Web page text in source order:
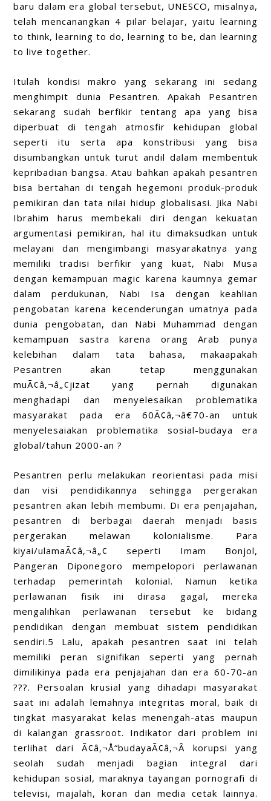
baru dalam era global tersebut, UNESCO, misalnya,
telah mencanangkan 4 pilar belajar, yaitu learning
to think, learning to do, learning to be, dan learning
to live together.
Itulah kondisi makro yang sekarang ini sedang
menghimpit dunia Pesantren. Apakah Pesantren
sekarang sudah berfikir tentang apa yang bisa
diperbuat di tengah atmosfir kehidupan global
seperti itu serta apa konstribusi yang bisa
disumbangkan untuk turut andil dalam membentuk
kepribadian bangsa. Atau bahkan apakah pesantren
bisa bertahan di tengah hegemoni produk-produk
pemikiran dan tata nilai hidup globalisasi. Jika Nabi
Ibrahim harus membekali diri dengan kekuatan
argumentasi pemikiran, hal itu dimaksudkan untuk
melayani dan mengimbangi masyarakatnya yang
memiliki tradisi berfikir yang kuat, Nabi Musa
dengan kemampuan magic karena kaumnya gemar
dalam perdukunan, Nabi Isa dengan keahlian
pengobatan karena kecenderungan umatnya pada
dunia pengobatan, dan Nabi Muhammad dengan
kemampuan sastra karena orang Arab punya
kelebihan dalam tata bahasa, makaapakah
Pesantren akan tetap menggunakan
muÃ¢â‚¬â„¢jizat yang pernah digunakan
menghadapi dan menyelesaikan problematika
masyarakat pada era 60Ã¢â‚¬â€70-an untuk
menyelesaiakan problematika sosial-budaya era
global/tahun 2000-an ?
Pesantren perlu melakukan reorientasi pada misi
dan visi pendidikannya sehingga pergerakan
pesantren akan lebih membumi. Di era penjajahan,
pesantren di berbagai daerah menjadi basis
pergerakan melawan kolonialisme. Para
kiyai/ulamaÃ¢â‚¬â„¢ seperti Imam Bonjol,
Pangeran Diponegoro mempelopori perlawanan
terhadap pemerintah kolonial. Namun ketika
perlawanan fisik ini dirasa gagal, mereka
mengalihkan perlawanan tersebut ke bidang
pendidikan dengan membuat sistem pendidikan
sendiri.5 Lalu, apakah pesantren saat ini telah
memiliki peran signifikan seperti yang pernah
dimilikinya pada era penjajahan dan era 60-70-an
???. Persoalan krusial yang dihadapi masyarakat
saat ini adalah lemahnya integritas moral, baik di
tingkat masyarakat kelas menengah-atas maupun
di kalangan grassroot. Indikator dari problem ini
terlihat dari Ã¢â‚¬Å“budayaÃ¢â‚¬Â korupsi yang
seolah sudah menjadi bagian integral dari
kehidupan sosial, maraknya tayangan pornografi di
televisi, majalah, koran dan media cetak lainnya.